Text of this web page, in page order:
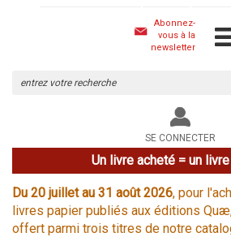
Abonnez-
vous à la
newsletter
le
site
SE CONNECTER
Un livre acheté = un
Du 20 juillet au 31 août 2026, pour
livres papier publiés aux éditions
offert parmi trois titres de notre